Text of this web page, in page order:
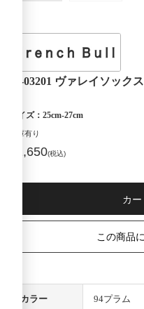
21-03201 ヴァレイソック
サイズ：25cm-27cm
在庫有り
¥1,650(税込)
この商品
カラー 94プラム